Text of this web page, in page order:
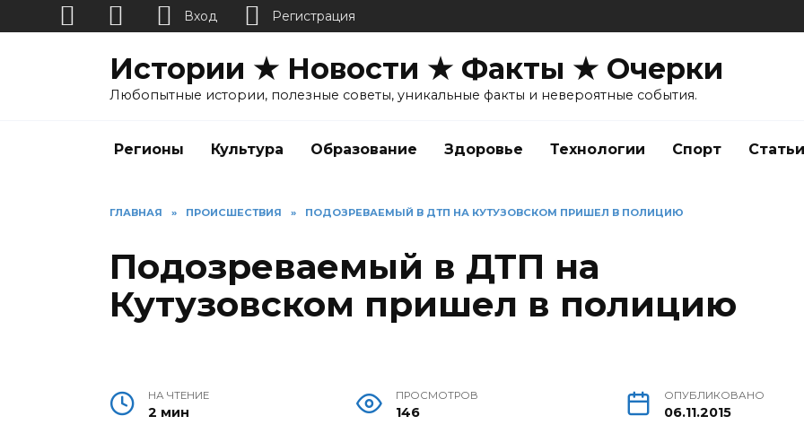
Истории ★ Новости ★ Факты ★ Очерки
Любопытные истории, полезные советы, уникальные факты и невероятные события.
Регионы Культура Образование Здоровье Технологии Спорт Статьи
ГЛАВНАЯ » ПРОИСШЕСТВИЯ » ПОДОЗРЕВАЕМЫЙ В ДТП НА КУТУЗОВСКОМ ПРИШЕЛ В ПОЛИЦИЮ
Подозреваемый в ДТП на
Кутузовском пришел в полицию
НА ЧТЕНИЕ
2 мин
ПРОСМОТРОВ
146
ОПУБЛИКОВАНО
06.11.2015
Вход Регистрация